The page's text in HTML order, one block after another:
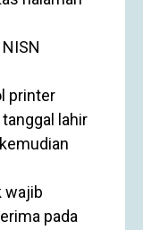
printer
lahir
wajib
pada